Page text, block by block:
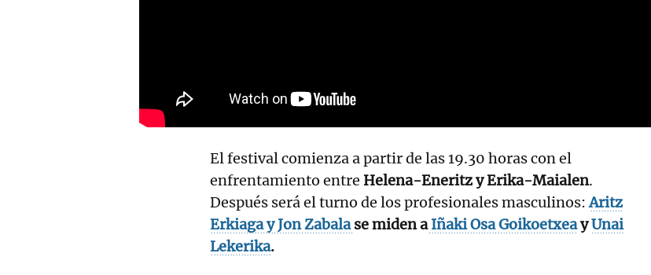
El festival comienza a partir de las 19.30 horas con el
enfrentamiento entre Helena-Eneritz y Erika-Maialen.
Después será el turno de los profesionales masculinos: Aritz
Erkiaga y Jon Zabalase miden aIñaki Osa GoikoetxeayUnai
Lekerika.